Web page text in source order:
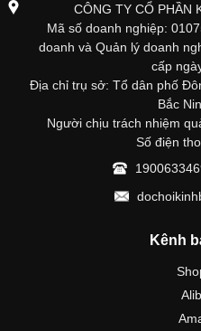
CÔNG TY CỔ PHẦN
Mã số doanh nghiệp:
doanh và Quản lý doanh
cấp
Địa chỉ trụ sở: Tổ dân phố
Bắc
Người chịu trách nhiệm
Số điện
Kênh